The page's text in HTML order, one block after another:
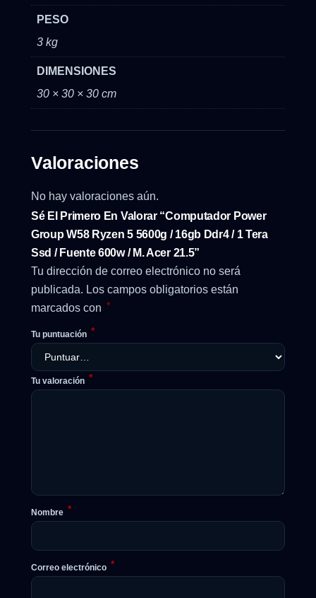
PESO
3 kg
DIMENSIONES
30 × 30 × 30 cm
Valoraciones
No hay valoraciones aún.
Sé El Primero En Valorar “Computador Power
Group W58 Ryzen 5 5600g / 16gb Ddr4 / 1 Tera
Ssd / Fuente 600w / M. Acer 21.5”
Tu dirección de correo electrónico no será
publicada. Los campos obligatorios están
marcados con *
Tu puntuación *
Tu valoración *
Nombre *
Correo electrónico *